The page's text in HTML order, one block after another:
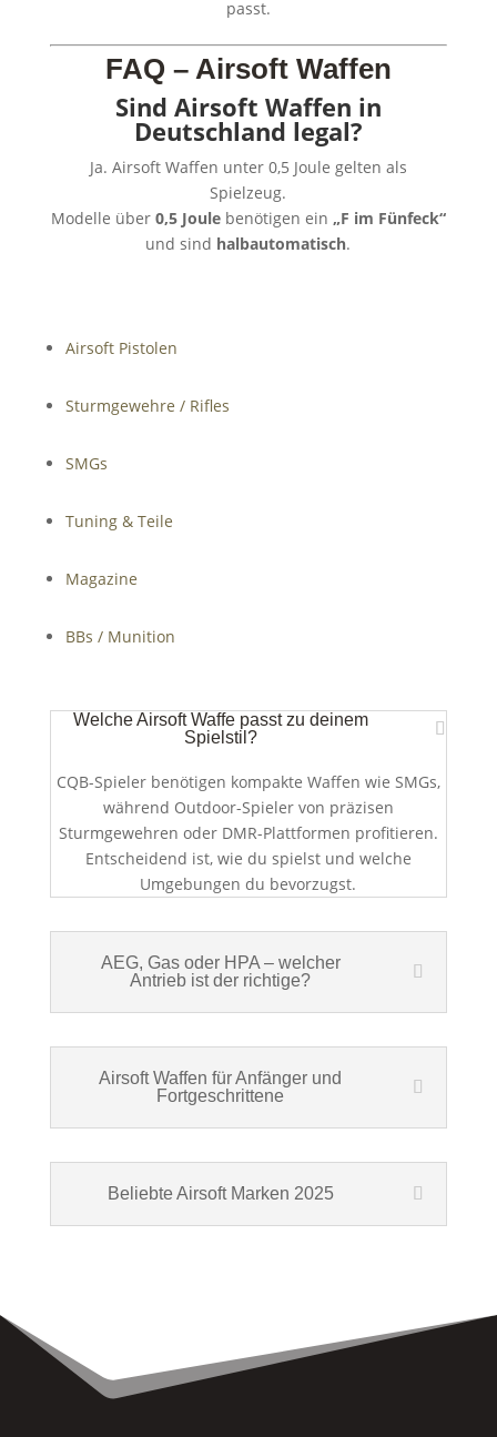
passt.
FAQ – Airsoft Waffen
Sind Airsoft Waffen in
Deutschland legal?
Ja. Airsoft Waffen unter 0,5 Joule gelten als
Spielzeug.
Modelle über 0,5 Joulebenötigen ein „F im Fünfeck“
und sind halbautomatisch.
Airsoft Pistolen
Sturmgewehre / Rifles
SMGs
Tuning & Teile
Magazine
BBs / Munition
Welche Airsoft Waffe passt zu deinem
Spielstil?
CQB-Spieler benötigen kompakte Waffen wie SMGs,
während Outdoor-Spieler von präzisen
Sturmgewehren oder DMR-Plattformen profitieren.
Entscheidend ist, wie du spielst und welche
Umgebungen du bevorzugst.
AEG, Gas oder HPA – welcher
Antrieb ist der richtige?
Airsoft Waffen für Anfänger und
Fortgeschrittene
Beliebte Airsoft Marken 2025